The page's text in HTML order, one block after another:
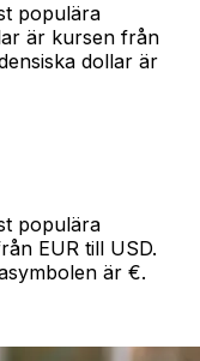
populära
är kursen från
dollar är
populära
EUR till USD.
är €.